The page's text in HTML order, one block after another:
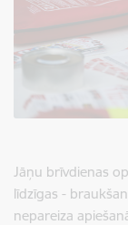
Jāņu brīvdienas
līdzīgas -
nepareiza